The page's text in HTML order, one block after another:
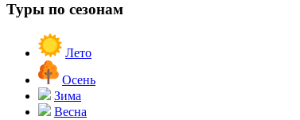
Туры по сезонам
Лето
Осень
Зима
Весна